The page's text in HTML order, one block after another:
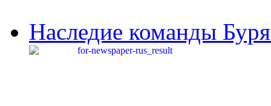
Наследие команды